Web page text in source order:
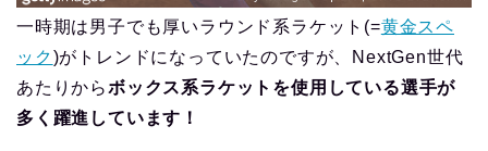
一時期は男子でも厚いラウンド系ラケット(=黄金スペ
ック)がトレンドになっていたのですが、NextGen世代
あたりからボックス系ラケットを使用している選手が
多く躍進しています！